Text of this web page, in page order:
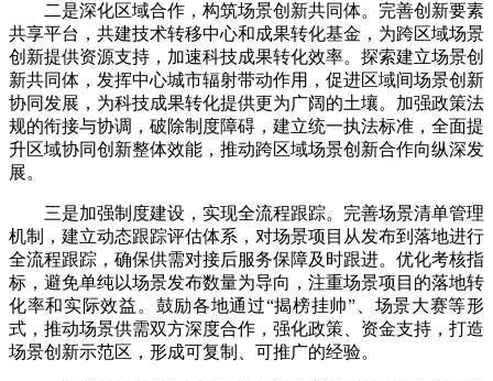
二是深化区域合作，构筑场景创新共同体。完善创新要素
共享平台，共建技术转移中心和成果转化基金，为跨区域场景
创新提供资源支持，加速科技成果转化效率。探索建立场景创
新共同体，发挥中心城市辐射带动作用，促进区域间场景创新
协同发展，为科技成果转化提供更为广阔的土壤。加强政策法
规的衔接与协调，破除制度障碍，建立统一执法标准，全面提
升区域协同创新整体效能，推动跨区域场景创新合作向纵深发
展。
三是加强制度建设，实现全流程跟踪。完善场景清单管理
机制，建立动态跟踪评估体系，对场景项目从发布到落地进行
全流程跟踪，确保供需对接后服务保障及时跟进。优化考核指
标，避免单纯以场景发布数量为导向，注重场景项目的落地转
化率和实际效益。鼓励各地通过“揭榜挂帅”、场景大赛等形
式，推动场景供需双方深度合作，强化政策、资金支持，打造
场景创新示范区，形成可复制、可推广的经验。